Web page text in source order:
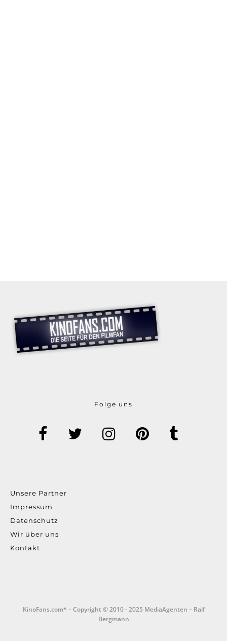
Folge uns
Unsere Partner
Impressum
Datenschutz
Wir über uns
Kontakt
KinoFans.com* – Copyright © 2010 - 2025 MediaAgenten – Ralf
Bergmann